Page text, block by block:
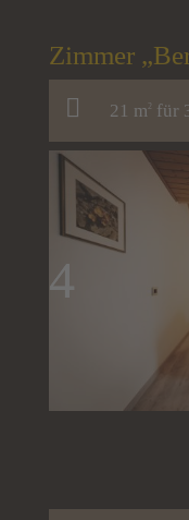
Zimmer
21 m2 für